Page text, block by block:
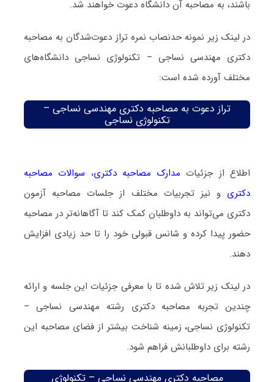
باشند، به مصاحبه آن دانشگاه دعوت خواهند شد.
در لینک زیر نمونه حدنصاب نمره تراز دعوت‌شدگان به مصاحبه
دکتری مهندسی نساجی – تکنولوژی نساجی دانشگاه‌های
مختلف آورده شده است:
تراز دعوت به مصاحبه دکتری مهندسی نساجی –
تکنولوژی نساجی
اطلاع از جزئیات مدارک مصاحبه دکتری، سوالات مصاحبه
دکتری و نیز تجربیات مختلف از جلسات مصاحبه آزمون
دکتری می‌تواند به داوطلبان کمک کند تا آگاهانه‌تر در مصاحبه
حضور پیدا کرده و شانس قبولی خود را تا حد زیادی افزایش
دهند.
در لینک زیر تلاش شده تا با معرفی جزئیات این جلسه و ارائه
چندین تجربه مصاحبه دکتری رشته مهندسی نساجی –
تکنولوژی نساجی، زمینه شناخت بیشتر از فضای مصاحبه این
رشته برای داوطلبانش فراهم شود.
مصاحبه دکتری مهندسی نساجی – تکنولوژی